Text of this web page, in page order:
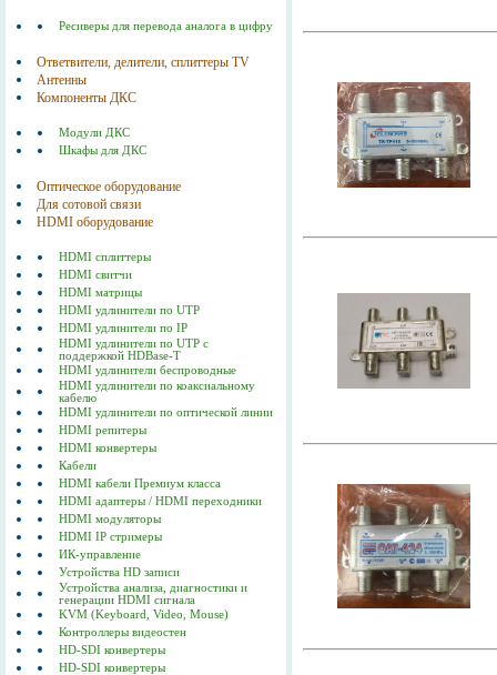
Ресиверы для перевода аналога в цифру
Ответвители, делители, сплиттеры TV
Антенны
Компоненты ДКС
Модули ДКС
Шкафы для ДКС
Оптическое оборудование
Для сотовой связи
HDMI оборудование
HDMI сплиттеры
HDMI свитчи
HDMI матрицы
HDMI удлинители по UTP
HDMI удлинители по IP
HDMI удлинители по UTP с
поддержкой HDBase-T
HDMI удлинители беспроводные
HDMI удлинители по коаксиальному
кабелю
HDMI удлинители по оптической линии
HDMI репитеры
HDMI конвертеры
Кабели
HDMI кабели Премиум класса
HDMI адаптеры / HDMI переходники
HDMI модуляторы
HDMI IP стримеры
ИК-управление
Устройства HD записи
Устройства анализа, диагностики и
генерации HDMI сигнала
KVM (Keyboard, Video, Mouse)
Контроллеры видеостен
HD-SDI конвертеры
HD-SDI конвертеры